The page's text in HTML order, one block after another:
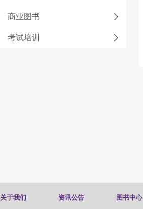
商业图书
考试培训
关于我们 资讯公告 图书中心